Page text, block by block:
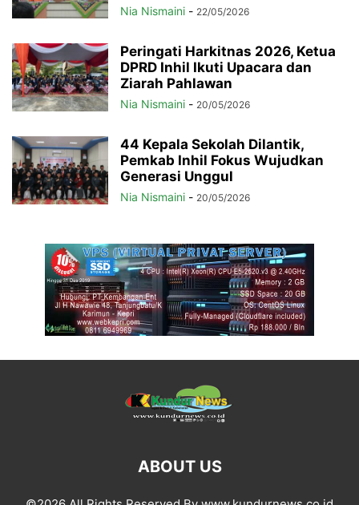
Nia Nismaini - 22/05/2026
Peringati Harkitnas 2026, Ketua
DPRD Inhil Ikuti Upacara dan
Ziarah Pahlawan
Nia Nismaini - 20/05/2026
44 Kepala Sekolah Dilantik,
Pemkab Inhil Fokus Wujudkan
Generasi Unggul
Nia Nismaini - 20/05/2026
ABOUT US